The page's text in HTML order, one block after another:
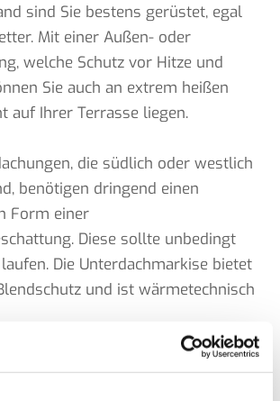
sind Sie bestens gerüstet, egal
Mit einer Außen- oder
welche Schutz vor Hitze und
Sie auch an extrem heißen
auf Ihrer Terrasse liegen.
die südlich oder westlich
benötigen dringend einen
Form einer
Diese sollte unbedingt
Die Unterdachmarkise bietet
und ist wärmetechnisch
kann ein Sonnenschutz